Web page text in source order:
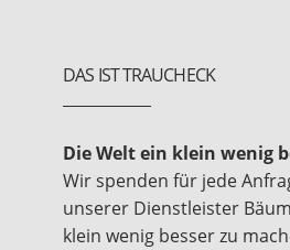
DAS IST TRAUCHECK
Die Welt ein klein wenig
Wir spenden für jede
unserer Dienstleister
klein wenig besser zu